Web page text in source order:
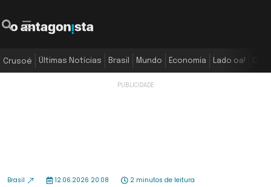
Crusoé Últimas Notícias Brasil Mundo Economia Lado oa!
Brasil 12.06.2026 20:08 2 minutos de leitura